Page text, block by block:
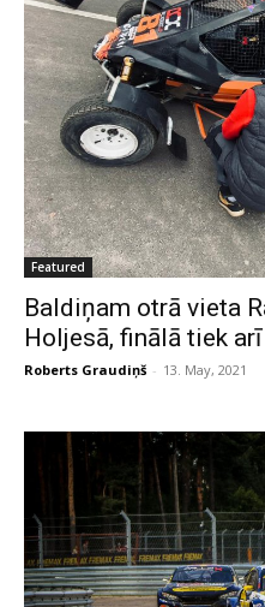
Featured
Baldiņam otrā vieta
Holjesā, finālā tiek
Roberts Graudiņš - 13. May, 2021